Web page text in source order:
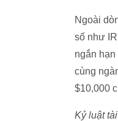
Ngoài
số như
ngắn
cùng
$10,000
Kỷ luật